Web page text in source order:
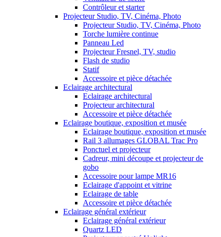
Contrôleur et starter
Projecteur Studio, TV, Cinéma, Photo
Projecteur Studio, TV, Cinéma, Photo
Torche lumière continue
Panneau Led
Projecteur Fresnel, TV, studio
Flash de studio
Statif
Accessoire et pièce détachée
Eclairage architectural
Eclairage architectural
Projecteur architectural
Accessoire et pièce détachée
Eclairage boutique, exposition et musée
Eclairage boutique, exposition et musée
Rail 3 allumages GLOBAL Trac Pro
Ponctuel et projecteur
Cadreur, mini découpe et projecteur de
gobo
Accessoire pour lampe MR16
Eclairage d'appoint et vitrine
Eclairage de table
Accessoire et pièce détachée
Eclairage général extérieur
Eclairage général extérieur
Quartz LED